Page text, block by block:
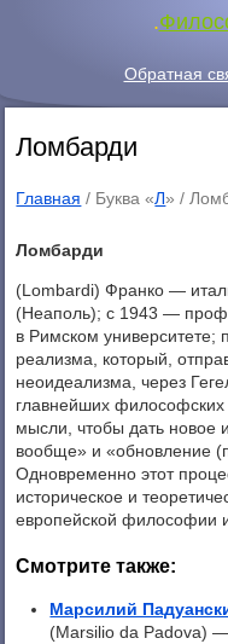
.
Обратная
Ломбарди
Главная / Буква «Л» /
Ломбарди
(Lombardi) Франко —
(Неаполь); с 1943 —
в Римском университете;
реализма, который,
неоидеализма, через
главнейших философских
мысли, чтобы дать новое
вообще» и «обновление
Одновременно этот
историческое и
европейской философии
Смотрите также:
Марсилий
(Marsilio da Padova)